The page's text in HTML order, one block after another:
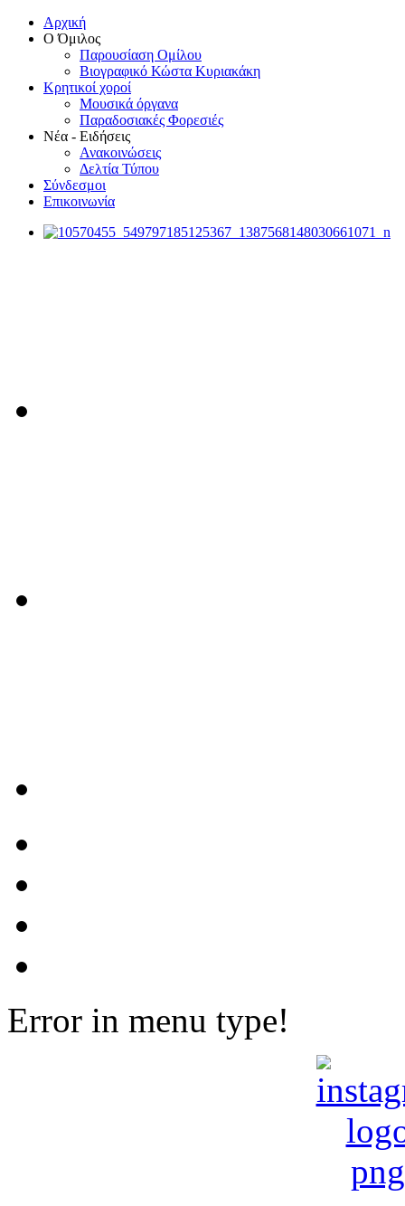
Αρχική
Ο Όμιλος
Παρουσίαση Ομίλου
Βιογραφικό Κώστα Κυριακάκη
Κρητικοί χοροί
Μουσικά όργανα
Παραδοσιακές Φορεσιές
Νέα - Ειδήσεις
Ανακοινώσεις
Δελτία Τύπου
Σύνδεσμοι
Επικοινωνία
Error in menu type!